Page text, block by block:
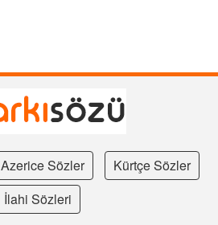
Azerice Sözler
Kürtçe Sözler
İlahi Sözleri